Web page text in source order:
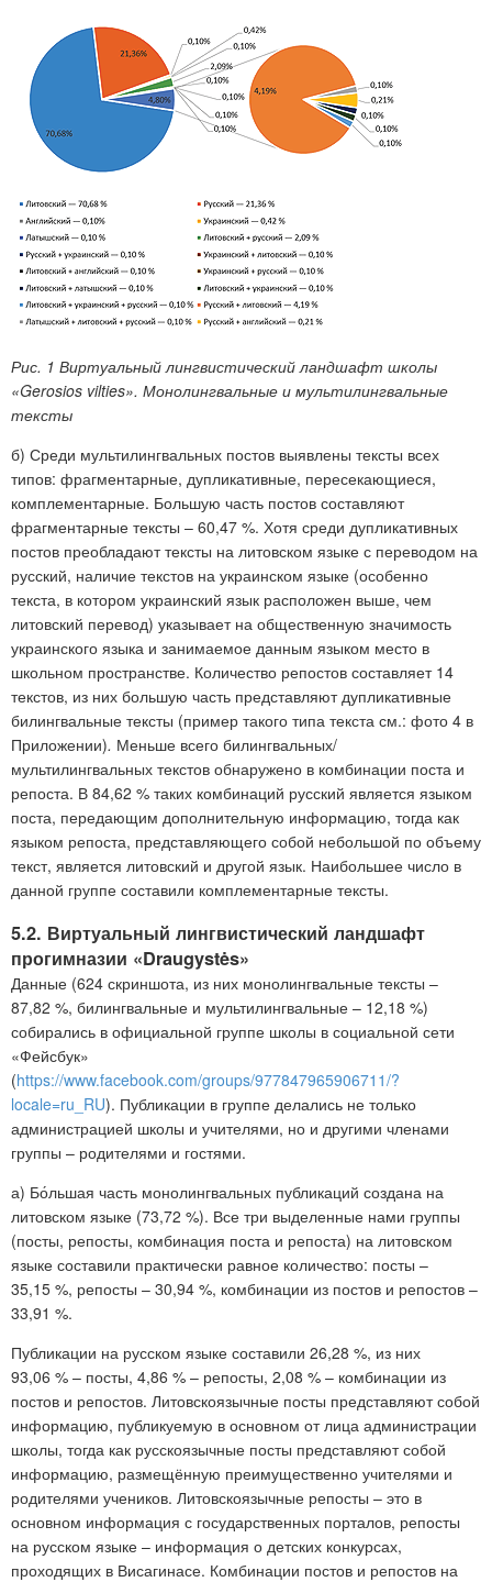
Рис. 1 Виртуальный лингвистический ландшафт школы
«Gerosios vilties». Монолингвальные и мультилингвальные
тексты
б) Среди мультилингвальных постов выявлены тексты всех
типов: фрагментарные, дупликативные, пересекающиеся,
комплементарные. Большую часть постов составляют
фрагментарные тексты – 60,47 %. Хотя среди дупликативных
постов преобладают тексты на литовском языке с переводом на
русский, наличие текстов на украинском языке (особенно
текста, в котором украинский язык расположен выше, чем
литовский перевод) указывает на общественную значимость
украинского языка и занимаемое данным языком место в
школьном пространстве. Количество репостов составляет 14
текстов, из них большую часть представляют дупликативные
билингвальные тексты (пример такого типа текста см.: фото 4 в
Приложении). Меньше всего билингвальных/
мультилингвальных текстов обнаружено в комбинации поста и
репоста. В 84,62 % таких комбинаций русский является языком
поста, передающим дополнительную информацию, тогда как
языком репоста, представляющего собой небольшой по объему
текст, является литовский и другой язык. Наибольшее число в
данной группе составили комплементарные тексты.
5.2. Виртуальный лингвистический ландшафт
прогимназии «Draugystės»
Данные (624 скриншота, из них монолингвальные тексты –
87,82 %, билингвальные и мультилингвальные – 12,18 %)
собирались в официальной группе школы в социальной сети
«Фейсбук»
(https://www.facebook.com/groups/977847965906711/?
locale=ru_RU). Публикации в группе делались не только
администрацией школы и учителями, но и другими членами
группы – родителями и гостями.
а) Бо́льшая часть монолингвальных публикаций создана на
литовском языке (73,72 %). Все три выделенные нами группы
(посты, репосты, комбинация поста и репоста) на литовском
языке составили практически равное количество: посты –
35,15 %, репосты – 30,94 %, комбинации из постов и репостов –
33,91 %.
Публикации на русском языке составили 26,28 %, из них
93,06 % – посты, 4,86 % – репосты, 2,08 % – комбинации из
постов и репостов. Литовскоязычные посты представляют собой
информацию, публикуемую в основном от лица администрации
школы, тогда как русскоязычные посты представляют собой
информацию, размещённую преимущественно учителями и
родителями учеников. Литовскоязычные репосты – это в
основном информация с государственных порталов, репосты
на русском языке – информация о детских конкурсах,
проходящих в Висагинасе. Комбинации постов и репостов на